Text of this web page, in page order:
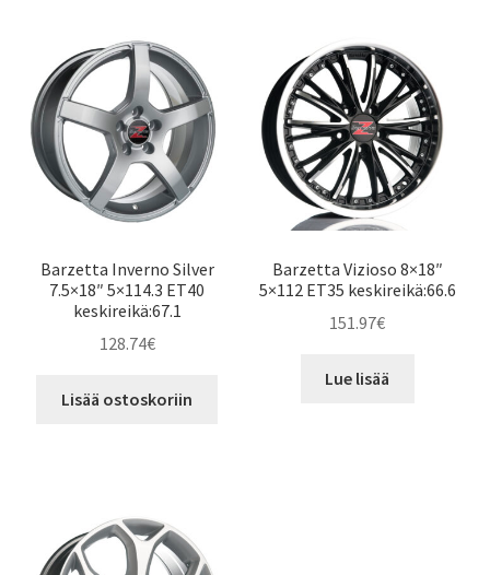
Barzetta Inverno Silver
7.5×18″ 5×114.3 ET40
keskireikä:67.1
128.74€
Lisää ostoskoriin
Barzetta Vizioso 8×18″
5×112 ET35 keskireikä:66.6
151.97€
Lue lisää